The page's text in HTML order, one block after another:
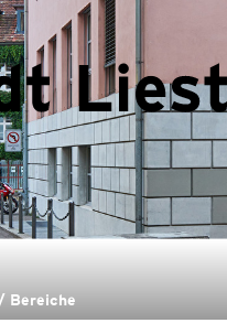
Bereiche(ausgewählt)